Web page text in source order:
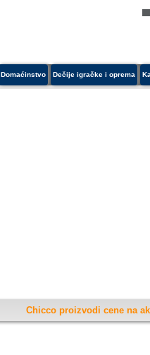
Domaćinstvo Dečije igračke i oprema
Chicco proizvodi cene na